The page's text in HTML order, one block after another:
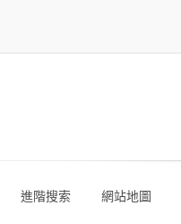
進階搜索 網站地圖